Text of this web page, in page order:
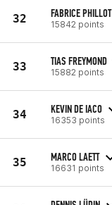
32 FABRICE PHILLOT
15842 points
33 TIAS FREYMOND
15882 points
34 KEVIN DE IACO
16353 points
35 MARCO LAETT
16631 points